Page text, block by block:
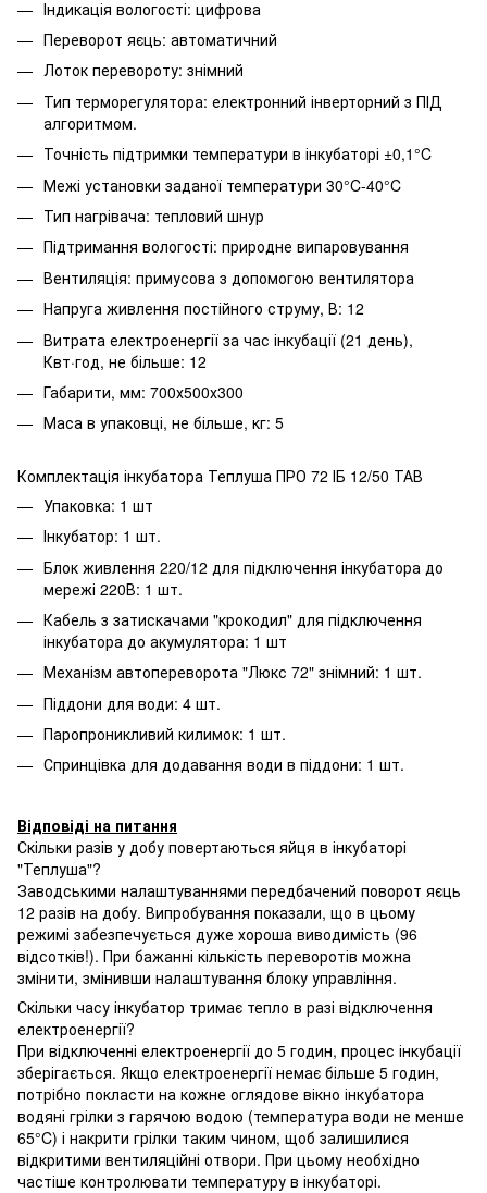
Індикація вологості: цифрова
Переворот яєць: автоматичний
Лоток перевороту: знімний
Тип терморегулятора: електронний інверторний з ПІД
алгоритмом.
Точність підтримки температури в інкубаторі ±0,1°C
Межі установки заданої температури 30°C-40°C
Тип нагрівача: тепловий шнур
Підтримання вологості: природне випаровування
Вентиляція: примусова з допомогою вентилятора
Напруга живлення постійного струму, В: 12
Витрата електроенергії за час інкубації (21 день),
Квт·год, не більше: 12
Габарити, мм: 700х500х300
Маса в упаковці, не більше, кг: 5
Комплектація інкубатора Теплуша ПРО 72 ІБ 12/50 ТАВ
Упаковка: 1 шт
Інкубатор: 1 шт.
Блок живлення 220/12 для підключення інкубатора до
мережі 220В: 1 шт.
Кабель з затискачами "крокодил" для підключення
інкубатора до акумулятора: 1 шт
Механізм автопереворота "Люкс 72" знімний: 1 шт.
Піддони для води: 4 шт.
Паропроникливий килимок: 1 шт.
Спринцівка для додавання води в піддони: 1 шт.
Відповіді на питання
Скільки разів у добу повертаються яйця в інкубаторі
"Теплуша"?
Заводськими налаштуваннями передбачений поворот яєць
12 разів на добу. Випробування показали, що в цьому
режимі забезпечується дуже хороша виводимість (96
відсотків!). При бажанні кількість переворотів можна
змінити, змінивши налаштування блоку управління.
Скільки часу інкубатор тримає тепло в разі відключення
електроенергії?
При відключенні електроенергії до 5 годин, процес інкубації
зберігається. Якщо електроенергії немає більше 5 годин,
потрібно покласти на кожне оглядове вікно інкубатора
водяні грілки з гарячою водою (температура води не менше
65°C) і накрити грілки таким чином, щоб залишилися
відкритими вентиляційні отвори. При цьому необхідно
частіше контролювати температуру в інкубаторі.